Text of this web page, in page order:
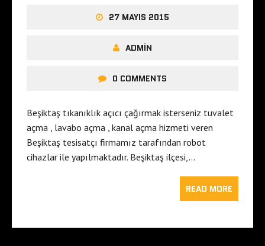
27 MAYIS 2015
ADMIN
0 COMMENTS
Beşiktaş tıkanıklık açıcı çağırmak isterseniz tuvalet
açma , lavabo açma , kanal açma hizmeti veren
Beşiktaş tesisatçı firmamız tarafından robot
cihazlar ile yapılmaktadır. Beşiktaş ilçesi,…
READ MORE